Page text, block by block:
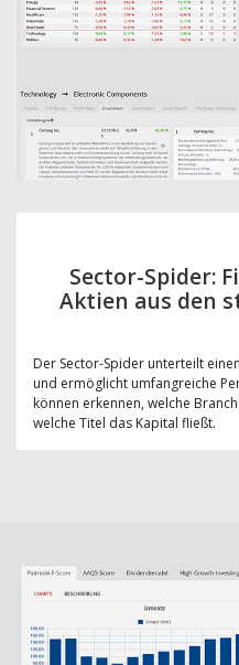
Sector-Spider:
Aktien aus den
Der Sector-Spider unterteilt
und ermöglicht umfangreiche
können erkennen, welche
welche Titel das Kapital fließt.